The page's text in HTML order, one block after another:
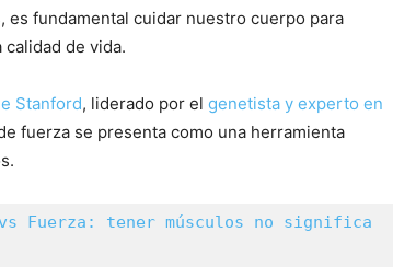
es fundamental cuidar nuestro cuerpo para
de vida.
Stanford, liderado por el genetista y experto en
fuerza se presenta como una herramienta
vs Fuerza: tener músculos no significa